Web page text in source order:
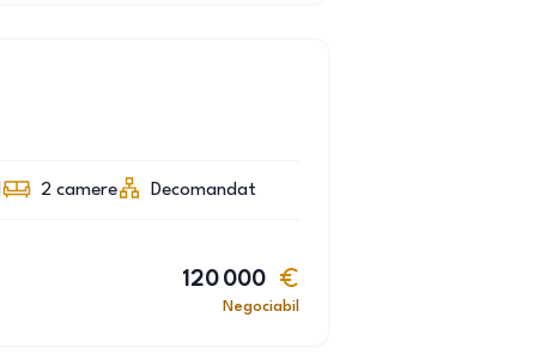
2 camere Decomandat
120 000
Negociabil